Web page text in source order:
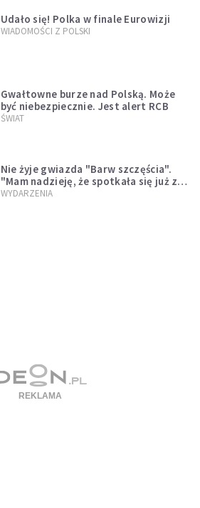
Udało się! Polka w finale Eurowizji
WIADOMOŚCI Z POLSKI
Gwałtowne burze nad Polską. Może
być niebezpiecznie. Jest alert RCB
ŚWIAT
Nie żyje gwiazda "Barw szczęścia".
"Mam nadzieję, że spotkała się już z
Bogiem, którego tak bardzo kochała"
WYDARZENIA